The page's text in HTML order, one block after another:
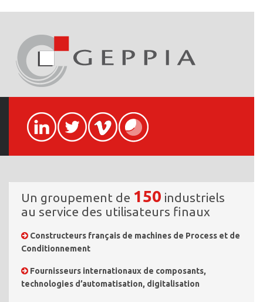
Un groupement de 150 industriels
au service des utilisateurs finaux
Constructeurs français de machines de Process et de
Conditionnement
Fournisseurs internationaux de composants,
technologies d’automatisation, digitalisation